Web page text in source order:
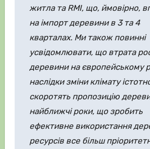
житла та RMI, що, ймовірно,
на імпорт деревини в 3 та 4
кварталах. Ми також повинні
усвідомлювати, що втрата
деревини на європейському
наслідки зміни клімату
скоротять пропозицію
найближчі роки, що зробить
ефективне використання
ресурсів все більш